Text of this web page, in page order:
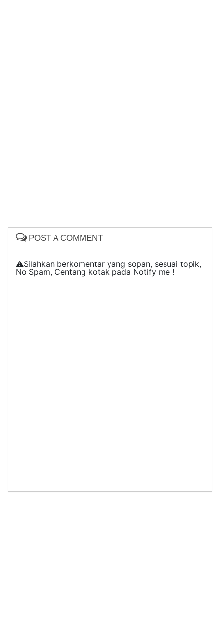
POST A COMMENT
⚠️Silahkan berkomentar yang sopan, sesuai topik,
No Spam, Centang kotak pada Notify me !